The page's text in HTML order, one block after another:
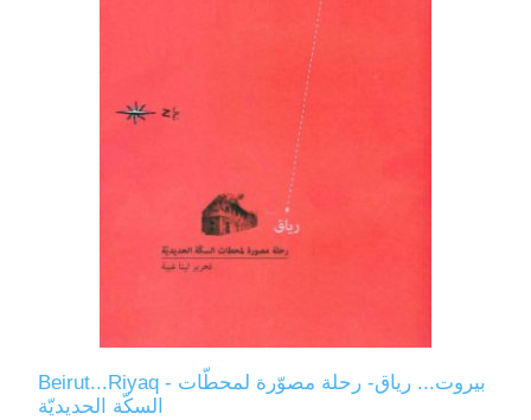
Beirut...Riyaq - بيروت... رياق- رحلة مصوّرة لمحطّات
السكّة الحديديّة